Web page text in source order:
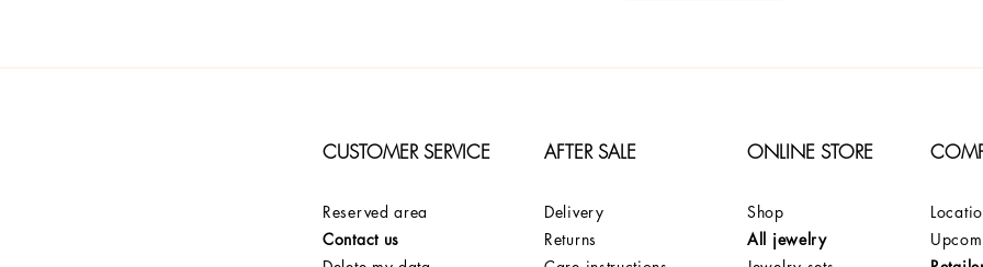
CUSTOMER SERVICE AFTER SALE ONLINE STORE
Reserved area
Contact us
Delivery
Returns
Shop
All jewelry